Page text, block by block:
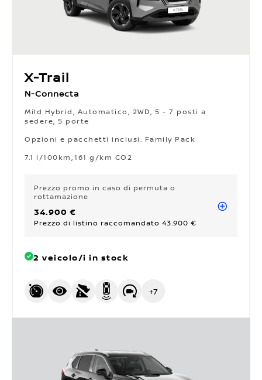
X-Trail
N-Connecta
Mild Hybrid, Automatico, 2WD, 5 - 7 posti a
sedere, 5 porte
Opzioni e pacchetti inclusi: Family Pack
7.1 l/100km 161 g/km CO2
Prezzo promo in caso di permuta o
rottamazione
34.900 €
Prezzo di listino raccomandato 43.900 €
2 veicolo/i in stock
+7